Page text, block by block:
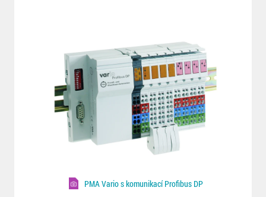
PMA Vario s komunikací Profibus DP